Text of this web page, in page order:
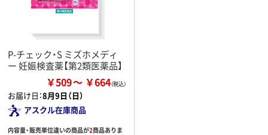
P-チェック・S ミズホメディ
ー 妊娠検査薬【第2類医薬品】
￥509 ￥664
お届け日：8月9日（日）
アスクル在庫商品
内容量・販売単位違いの商品が2商品ありま